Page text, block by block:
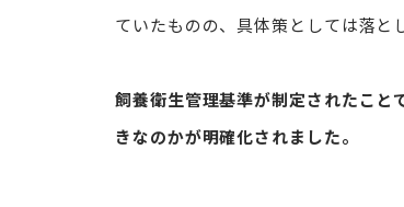
ていたものの、具体策としては落と
飼養衛生管理基準が制定されたこと
きなのかが明確化されました。